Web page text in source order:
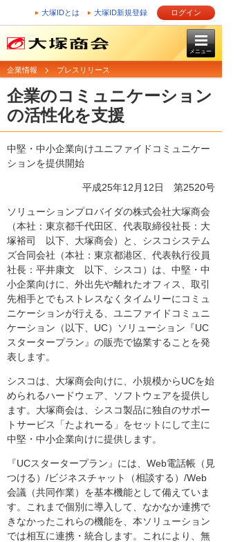
大塚IDとは 大塚ID新規登録 ログイン
メニュー
企業情報 プレスリリース
企業のコミュニケーション
の活性化を支援
中堅・中小企業向けユニファイドコミュニケー
ションを提供開始
平成25年12月12日 第2520号
ソリューションプロバイダの株式会社大塚商会
（本社：東京都千代田区、代表取締役社長：大
塚裕司 以下、大塚商会）と、シスコシステム
ズ合同会社（本社：東京都港区、代表執行役員
社長：平井康文 以下、シスコ）は、中堅・中
小企業向けに、外出先や離れたオフィス、取引
先相手とでもストレスなくタイムリーにコミュ
ニケーションが行える、ユニファイドコミュニ
ケーション（以下、UC）ソリューション『UC
スタータープラン』の販売で協業することを発
表します。
シスコは、大塚商会向けに、小規模からUCを始
められるハードウェア、ソフトウェアを提供し
ます。大塚商会は、シスコ製品に独自のサポー
トサービス「たよれーる」をセットにして主に
中堅・中小企業向けに提供します。
『UCスタータープラン』には、Web電話帳（見
つける）/ビジネスチャット（相談する）/Web
会議（共同作業）を基本機能として備えていま
す。これまで個別に導入して、なかなか連携で
きなかったこれらの機能を、本ソリューション
では相互に連携・統合します。これにより、無